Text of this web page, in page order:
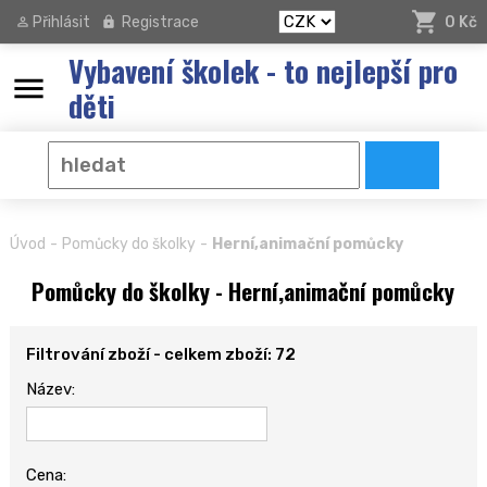
Přihlásit Registrace 0 Kč
menu
Vybavení školek - to nejlepší pro
děti
Úvod - Pomůcky do školky - Herní,animační pomůcky
Pomůcky do školky - Herní,animační pomůcky
Filtrování zboží - celkem zboží: 72
Název:
Cena: